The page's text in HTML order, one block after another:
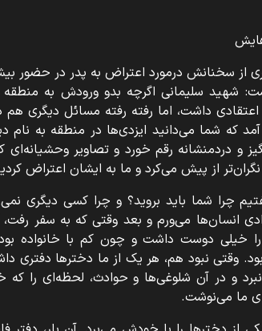
از سخنانش درمورد اعتراض به پدر در حضور
شهید سلیمانی اگرچه بدو ورودش به منطقه
داشت، اما رفته رفته مسائل دیگری هم
که شما می‌دانید ایزدی‌ها در منطقه به نام
و دردمنشانه رقم خورد و تصاویر وحشیانه‌ای
از پیش می‌کرد و ما به ایشان اعتراض
چرا شما باید بروید؟ و چرا کسی دیگری
انسان‌ها می‌ورم و بعد وقتی که به سفر رفت،
خیلی دوست داشت و چون کم با خانواده بود
وقتی نبود هم، هر یک از ما دخترها دفتری
و در آن شلوغی‌ها و حوادث، لحظه‌ای را که
ما می‌نوشت.